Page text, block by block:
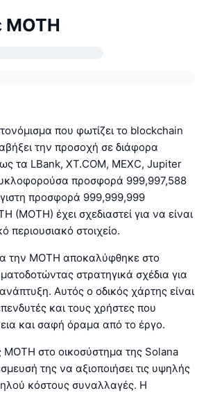
MOTH
που φωτίζει το blockchain
την προσοχή σε διάφορα
τα LBank, XT.COM, MEXC, Jupiter
προσφορά 999,997,588
προσφορά 999,999,999
(MOTH) έχει σχεδιαστεί για να είναι
περιουσιακό στοιχείο.
την MOTH αποκαλύφθηκε στο
στρατηγικά σχέδια για
Αυτός ο οδικός χάρτης είναι
και τους χρήστες που
και σαφή όραμα από το έργο.
στο οικοσύστημα της Solana
της να αξιοποιήσει τις υψηλής
κόστους συναλλαγές. Η